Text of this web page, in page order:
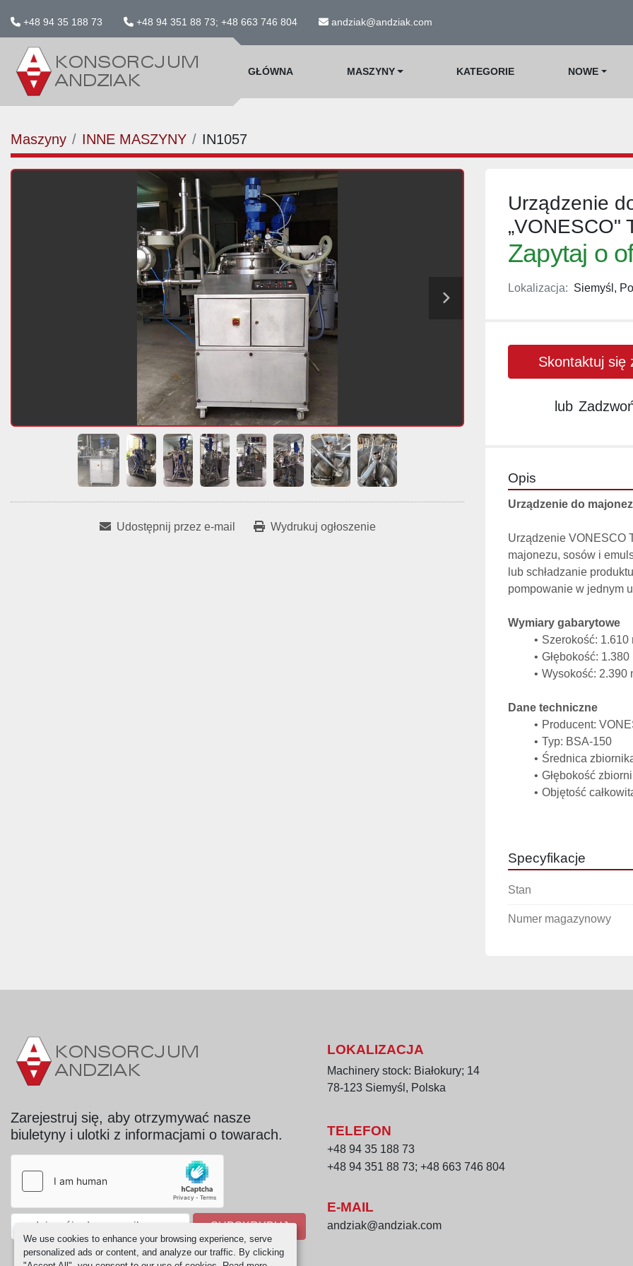
We use cookies to enhance your browsing experience, serve
personalized ads or content, and analyze our traffic. By clicking
+48 94 35 188 73 +48 94 351 88 73; +48 663 746 804 andziak@andziak.com
GŁÓWNA MASZYNY KATEGORIE NOWE
Maszyny INNE MASZYNY IN1057
Udostępnij przez e-mail Wydrukuj ogłoszenie
Urządzenie
„VONESCO"
Zapytaj o
Lokalizacja: Siemyśl,
Skontaktuj się
lub
Opis
Urządzenie do
Urządzenie VONESCO
majonezu, sosów i
lub schładzanie
pompowanie w jednym
Wymiary gabarytowe
Szerokość: 1.610
Głębokość: 1.380
Wysokość: 2.390
Dane techniczne
Producent:
Typ: BSA-150
Średnica
Głębokość
Objętość
Mieszadło
Silniki:
Sterowanie:
Solidna
Produkcja
Specyfikacje
Stan
Numer magazynowy
Zarejestruj się, aby otrzymywać nasze
biuletyny i ulotki z informacjami o towarach.
SUBSKRYBUJ
LOKALIZACJA
Machinery stock: Białokury; 14
78-123 Siemyśl, Polska
TELEFON
+48 94 35 188 73
+48 94 351 88 73; +48 663 746 804
E-MAIL
andziak@andziak.com